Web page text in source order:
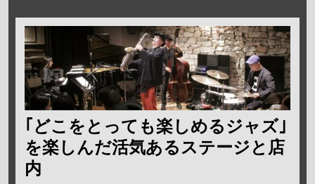
｢どこをとっても楽しめるジャズ｣
を楽しんだ活気あるステージと店
内